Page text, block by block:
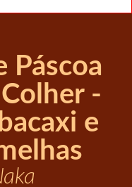
Páscoa
-
e